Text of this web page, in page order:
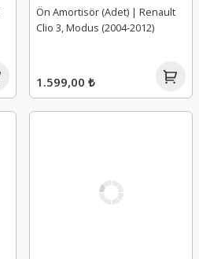
Ön Amortisör (Adet) | Renault
Clio 3, Modus (2004-2012)
1.599,00 ₺